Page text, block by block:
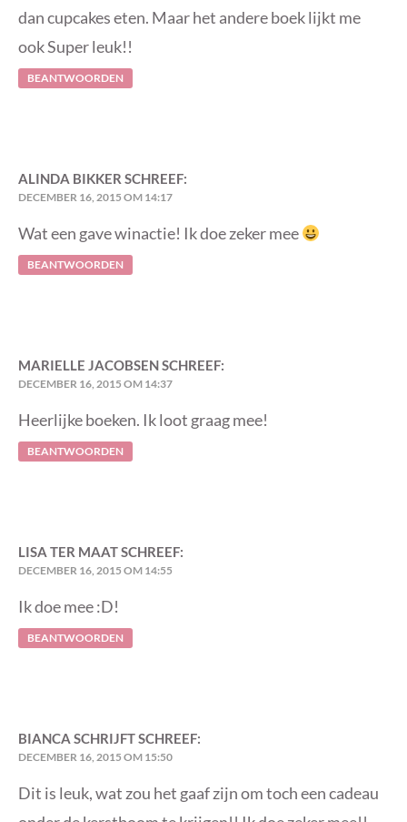
dan cupcakes eten. Maar het andere boek lijkt me
ook Super leuk!!
BEANTWOORDEN
ALINDA BIKKER SCHREEF:
DECEMBER 16, 2015 OM 14:17
Wat een gave winactie! Ik doe zeker mee
BEANTWOORDEN
MARIELLE JACOBSENSCHREEF:
DECEMBER 16, 2015 OM 14:37
Heerlijke boeken. Ik loot graag mee!
BEANTWOORDEN
LISA TER MAATSCHREEF:
DECEMBER 16, 2015 OM 14:55
Ik doe mee :D!
BEANTWOORDEN
BIANCA SCHRIJFTSCHREEF:
DECEMBER 16, 2015 OM 15:50
Dit is leuk, wat zou het gaaf zijn om toch een cadeau